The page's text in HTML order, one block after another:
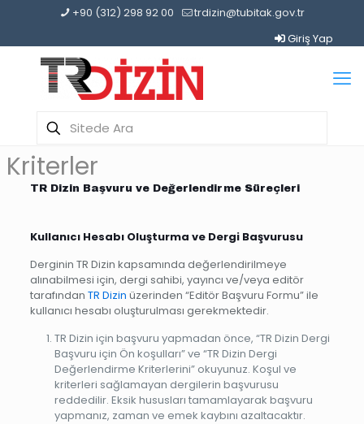
+90 (312) 298 92 00
trdizin@tubitak.gov.tr
Giriş Yap
Kriterler
TR Dizin Başvuru ve Değerlendirme Süreçleri
Kullanıcı Hesabı Oluşturma ve Dergi Başvurusu
Derginin TR Dizin kapsamında değerlendirilmeye
alınabilmesi için, dergi sahibi, yayıncı ve/veya editör
tarafından TR Dizin üzerinden “Editör Başvuru Formu” ile
kullanıcı hesabı oluşturulması gerekmektedir.
TR Dizin için başvuru yapmadan önce, “TR Dizin Dergi
Başvuru için Ön koşulları” ve “TR Dizin Dergi
Değerlendirme Kriterlerini” okuyunuz. Koşul ve
kriterleri sağlamayan dergilerin başvurusu
reddedilir. Eksik hususları tamamlayarak başvuru
yapmanız, zaman ve emek kaybını azaltacaktır.